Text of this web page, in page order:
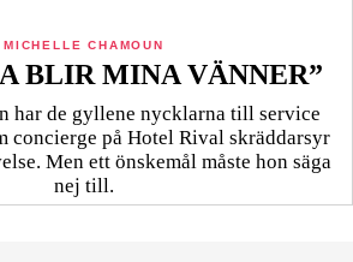
MICHELLE CHAMOUN
BLIR MINA VÄNNER”
har de gyllene nycklarna till service
concierge på Hotel Rival skräddarsyr
Men ett önskemål måste hon säga
nej till.